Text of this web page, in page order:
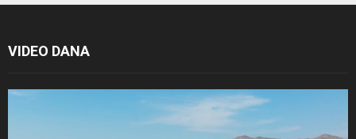
VIDEO DANA